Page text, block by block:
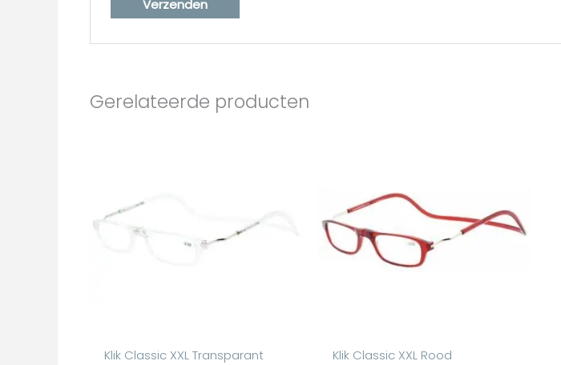
Gerelateerde producten
Klik Classic XXL Transparant Klik Classic XXL Rood